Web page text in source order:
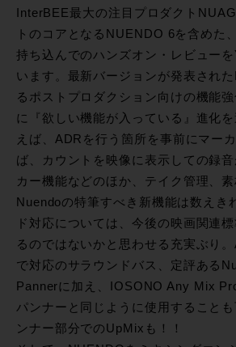
InterBEE最大の注目プロダクト
トのコアとなるNUENDO 6を含めた
持ち込んでのハンズオン・レビュー
います。最新バージョンが発表され
るポストプロダクション向けの機能
に『欲しい機能が入っている』進化
えば、ADRを行う箇所を事前にマー
ば、カウントを映像に表示しての録
カー機能などのほか、テイク管理、素
Nuendoの特筆すべき新機能は数えき
ド対応については、今後の映画関連
るのではないかと思わせる充実ぶり
で対応のサラウンドバス、定評ある
Pannerに加え、IOSONO Any Mix
パンナーと同じように使用すること
ンナー部分でのUpMixも！！